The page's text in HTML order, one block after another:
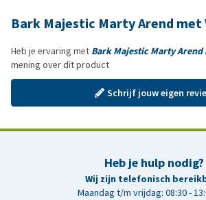
Bark Majestic Marty Arend met
Heb je ervaring met Bark Majestic Marty Arend
mening over dit product
Schrijf jouw eigen
Heb je hulp nodig?
Wij zijn telefonisch
Maandag t/m vrijdag: 08:30 -